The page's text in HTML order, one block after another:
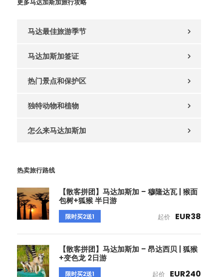
更多马达加斯加旅行攻略
马达最佳旅游季节
马达加斯加签证
热门景点和保护区
独特动物和植物
怎么来马达加斯加
热卖旅行路线
【散客拼团】马达加斯加 – 穆隆达瓦 | 猴面
包树+狐猴 半日游
限时买2送1 起价 EUR38
【散客拼团】马达加斯加 – 昂达西贝 | 狐猴
+变色龙 2日游
限时买2送1 起价 EUR240